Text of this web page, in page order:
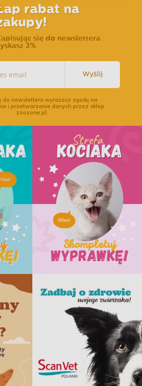
rabat na
się do newslettera
3%
Wyślij
do newslettera wyrażasz zgodę na
i przetwarzanie danych przez sklep
zoozone.pl.